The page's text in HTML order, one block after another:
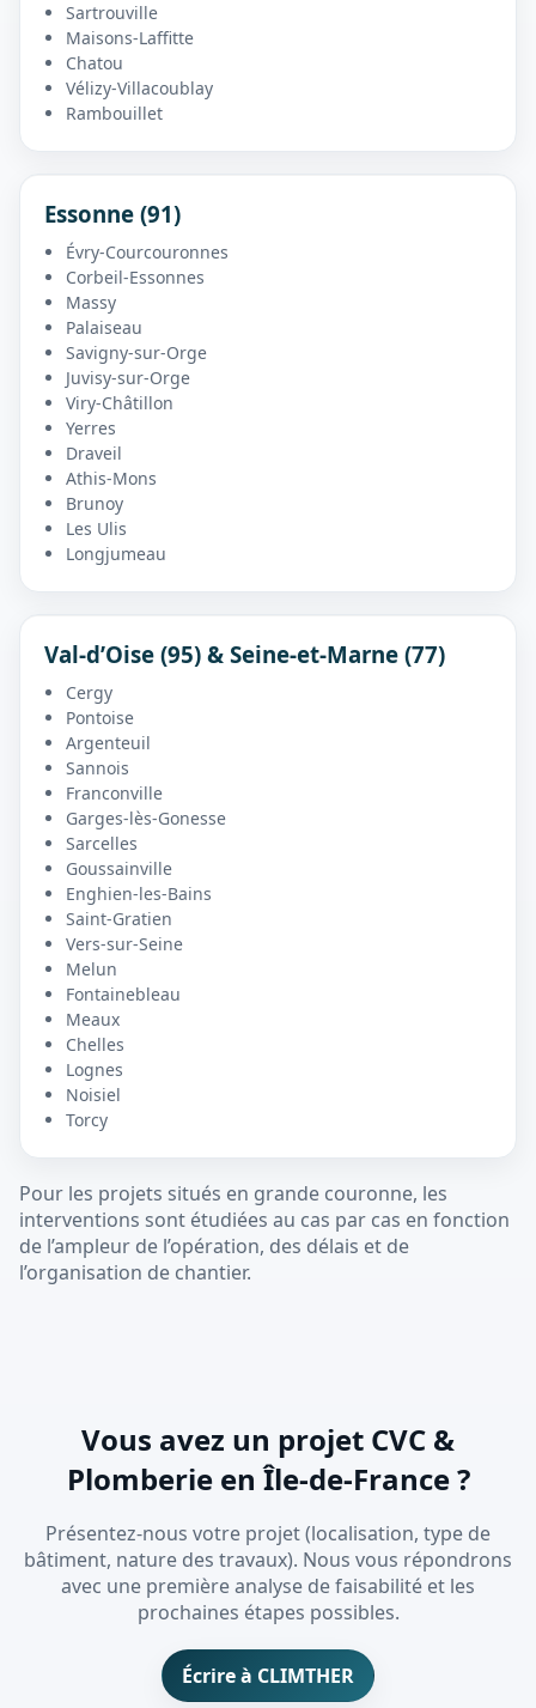
Sartrouville
Maisons-Laffitte
Chatou
Vélizy-Villacoublay
Rambouillet
Essonne (91)
Évry-Courcouronnes
Corbeil-Essonnes
Massy
Palaiseau
Savigny-sur-Orge
Juvisy-sur-Orge
Viry-Châtillon
Yerres
Draveil
Athis-Mons
Brunoy
Les Ulis
Longjumeau
Val-d’Oise (95) & Seine-et-Marne (77)
Cergy
Pontoise
Argenteuil
Sannois
Franconville
Garges-lès-Gonesse
Sarcelles
Goussainville
Enghien-les-Bains
Saint-Gratien
Vers-sur-Seine
Melun
Fontainebleau
Meaux
Chelles
Lognes
Noisiel
Torcy
Pour les projets situés en grande couronne, les
interventions sont étudiées au cas par cas en fonction
de l’ampleur de l’opération, des délais et de
l’organisation de chantier.
Vous avez un projet CVC &
Plomberie en Île-de-France ?
Présentez-nous votre projet (localisation, type de
bâtiment, nature des travaux). Nous vous répondrons
avec une première analyse de faisabilité et les
prochaines étapes possibles.
Écrire à CLIMTHER